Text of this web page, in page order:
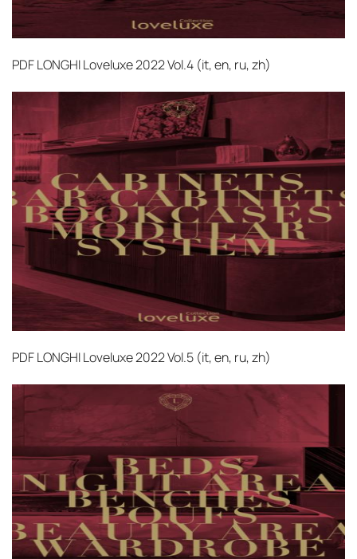
PDFLONGHI Loveluxe 2022 Vol.4 (it, en, ru, zh)‎
PDFLONGHI Loveluxe 2022 Vol.5 (it, en, ru, zh)‎